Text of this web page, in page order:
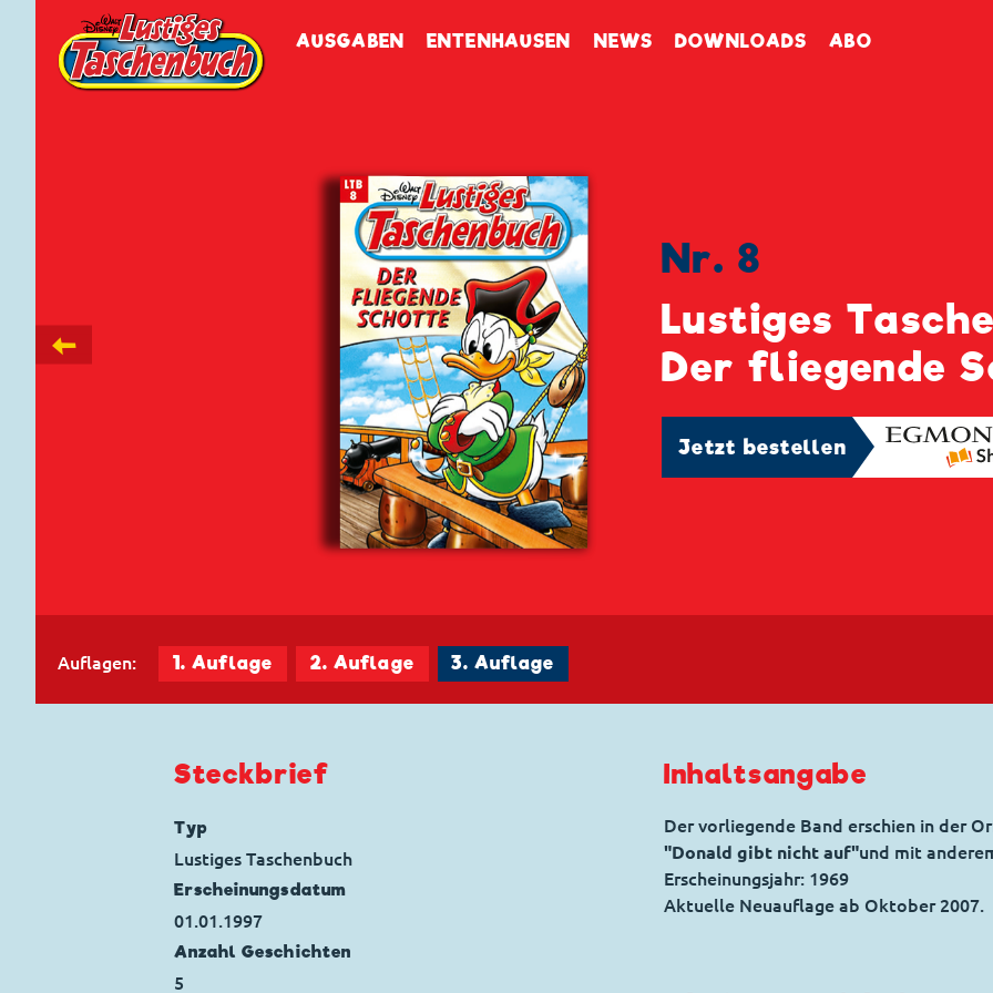
AUSGABEN ENTENHAUSEN NEWS DOWNLOADS ABO
←
Nr. 8
Lustiges
Der fliegende
Jetzt bestellen
Auflagen: 1. Auflage 2. Auflage 3. Auflage
Inhaltsangabe
Der vorliegende Band erschien in der
"Donald gibt nicht auf"und mit
Erscheinungsjahr: 1969
Aktuelle Neuauflage ab Oktober 2007.
Steckbrief
Typ
Lustiges Taschenbuch
Erscheinungs­datum
01.01.1997
Anzahl Geschichten
5